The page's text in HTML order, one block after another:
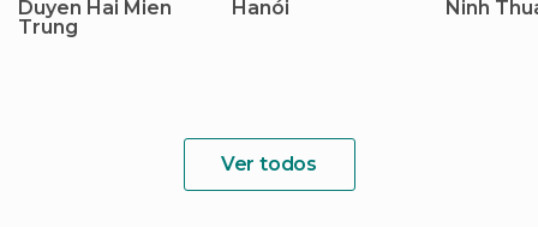
Duyen Hai Mien
Trung
Hanói Ninh
Ver todos